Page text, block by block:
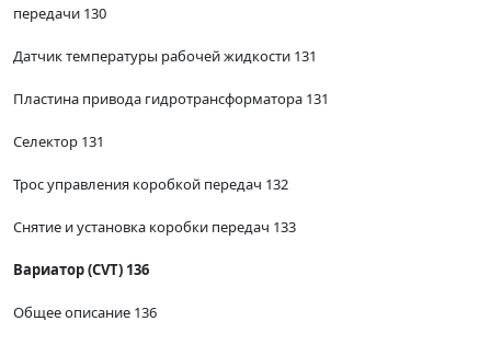
передачи 130
Датчик температуры рабочей жидкости 131
Пластина привода гидротрансформатора 131
Селектор 131
Трос управления коробкой передач 132
Снятие и установка коробки передач 133
Вариатор (CVT) 136
Общее описание 136